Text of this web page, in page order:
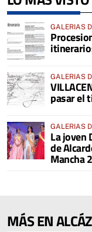
GALERIAS
GALERIAS
pasar el
GALERIAS
La joven
de
Mancha
MÁS EN